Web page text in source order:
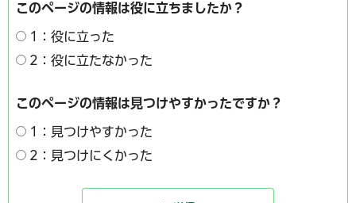
このページの情報は役に立ちましたか？
1：役に立った
2：役に立たなかった
このページの情報は見つけやすかったですか？
1：見つけやすかった
2：見つけにくかった